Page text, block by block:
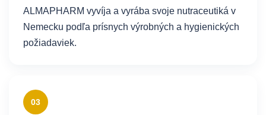
ALMAPHARM vyvíja a vyrába svoje nutraceutiká v
Nemecku podľa prísnych výrobných a hygienických
požiadaviek.
03